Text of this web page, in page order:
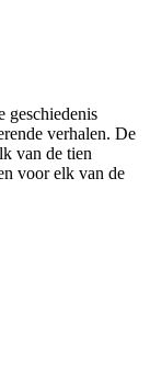
geschiedenis
verhalen. De
van de tien
voor elk van de